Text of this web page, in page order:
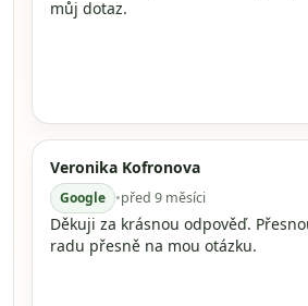
můj dotaz.
Veronika Kofronova
Google •před 9 měsíci
Děkuji za krásnou odpověď.
radu přesně na mou otázku.